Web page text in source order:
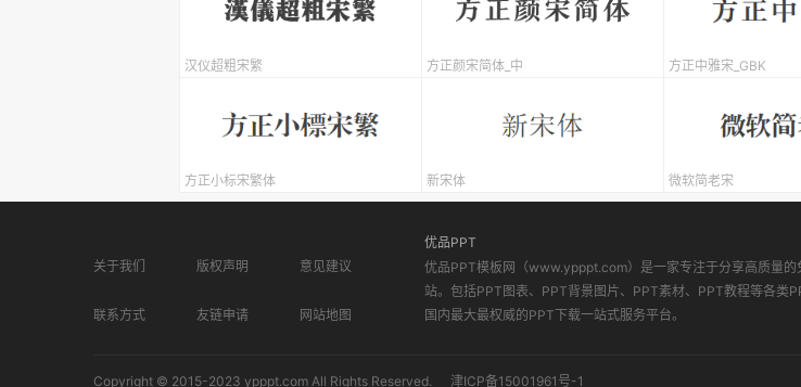
汉仪超粗宋繁 方正颜宋简体_中 方正中雅宋_GBK
方正小标宋繁体 新宋体 微软简老宋
关于我们 版权声明 意见建议
联系方式 友链申请 网站地图
优品PPT
优品PPT模板网（www.ypppt.com）是一家专注于分享高质量的
站。包括PPT图表、PPT背景图片、PPT素材、PPT教程等各类
国内最大最权威的PPT下载一站式服务平台。
Copyright © 2015-2023 ypppt.com All Rights Reserved. 津ICP备15001961号-1